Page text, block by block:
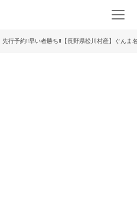
先行予約‼︎早い者勝ち‼︎【長野県松川村産】ぐんま